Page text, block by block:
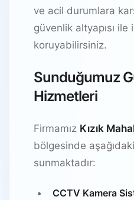
ve acil durumlara
güvenlik altyapısı
koruyabilirsiniz.
Sunduğumuz
Hizmetleri
Firmamız Kızık
bölgesinde
sunmaktadır:
CCTV Kamera